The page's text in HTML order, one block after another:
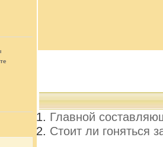
Главной
Стоит ли гоняться